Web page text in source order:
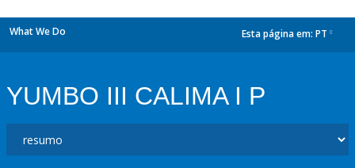
What We Do Esta página em: PT
YUMBO III CALIMA I P